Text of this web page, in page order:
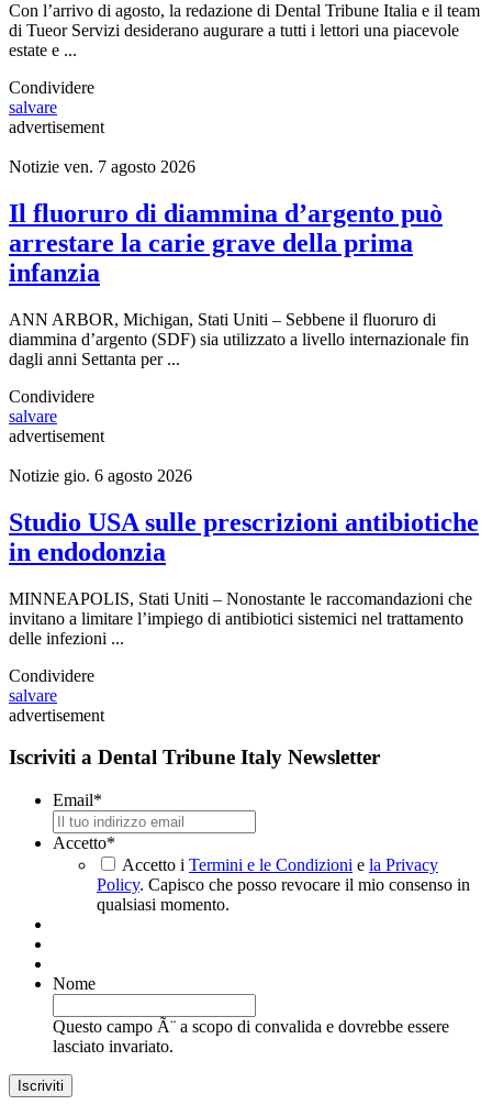
Con l’arrivo di agosto, la redazione di Dental Tribune Italia e il team
di Tueor Servizi desiderano augurare a tutti i lettori una piacevole
estate e ...
Condividere
salvare
advertisement
Notizie ven. 7 agosto 2026
Il fluoruro di diammina d’argento può
arrestare la carie grave della prima
infanzia
ANN ARBOR, Michigan, Stati Uniti – Sebbene il fluoruro di
diammina d’argento (SDF) sia utilizzato a livello internazionale fin
dagli anni Settanta per ...
Condividere
salvare
advertisement
Notizie gio. 6 agosto 2026
Studio USA sulle prescrizioni antibiotiche
in endodonzia
MINNEAPOLIS, Stati Uniti – Nonostante le raccomandazioni che
invitano a limitare l’impiego di antibiotici sistemici nel trattamento
delle infezioni ...
Condividere
salvare
advertisement
Iscriviti a Dental Tribune Italy Newsletter
Email*
Accetto*
Accetto i Termini e le Condizioni e la Privacy
Policy. Capisco che posso revocare il mio consenso in
qualsiasi momento.
Nome
Questo campo Ã¨ a scopo di convalida e dovrebbe essere
lasciato invariato.